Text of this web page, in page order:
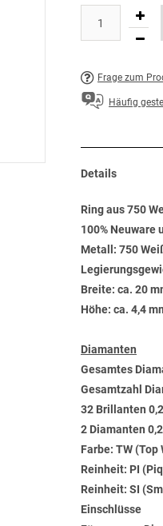
Frage zum
Häufig
Details
Ring aus 750
100% Neuware
Metall: 750
Breite: ca. 20
Höhe: ca. 4,4
Diamanten
Gesamtes
Gesamtzahl
32 Brillanten
2 Diamanten
Farbe: TW
Reinheit: PI
Reinheit: SI
Einschlüsse